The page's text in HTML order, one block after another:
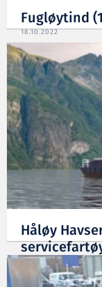
Fugløytind
18.10.2022
Håløy
22.06.2022